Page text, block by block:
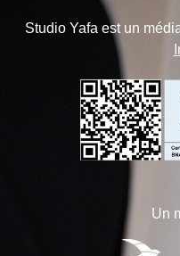
Studio Yafa est un
Un